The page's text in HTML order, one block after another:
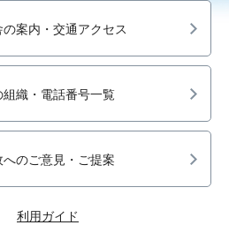
の案内・交通アクセス
組織・電話番号一覧
へのご意見・ご提案
利用ガイド